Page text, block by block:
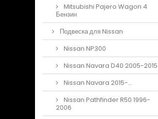
Mitsubishi Pajero Wagon 4
Бензин
Подвеска для Nissan
Nissan NP300
Nissan Navara D40 2005-2015
Nissan Navara 2015-...
Nissan Pathfinder R50 1996-
2006